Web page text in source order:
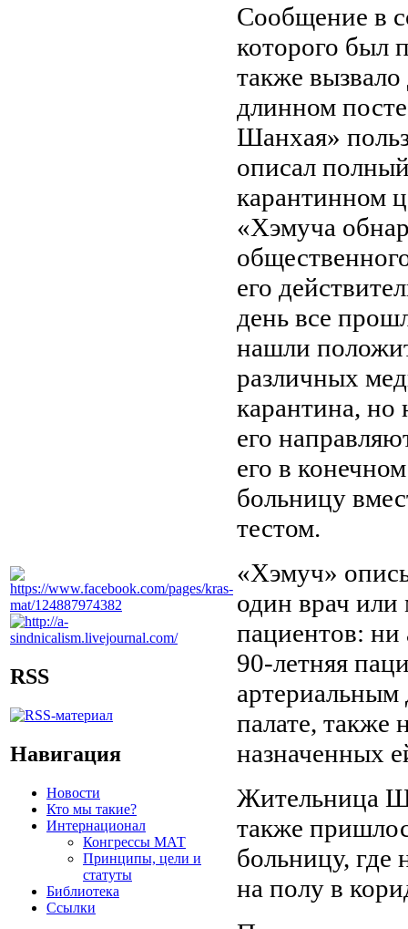
RSS
Навигация
Новости
Кто мы такие?
Интернационал
Конгрессы МАТ
Принципы, цели и
статуты
Библиотека
Ссылки
Сообщение в
которого был
также
длинном
Шанхая»
описал
карантинном
«Хэмуча
его
день все
нашли
различных
карантина, но
его
его в
больницу
тестом.
«Хэмуч»
один врач или
пациентов: ни
90-летняя
артериальным
палате, также
назначенных
Жительница
также
больницу,
на полу в